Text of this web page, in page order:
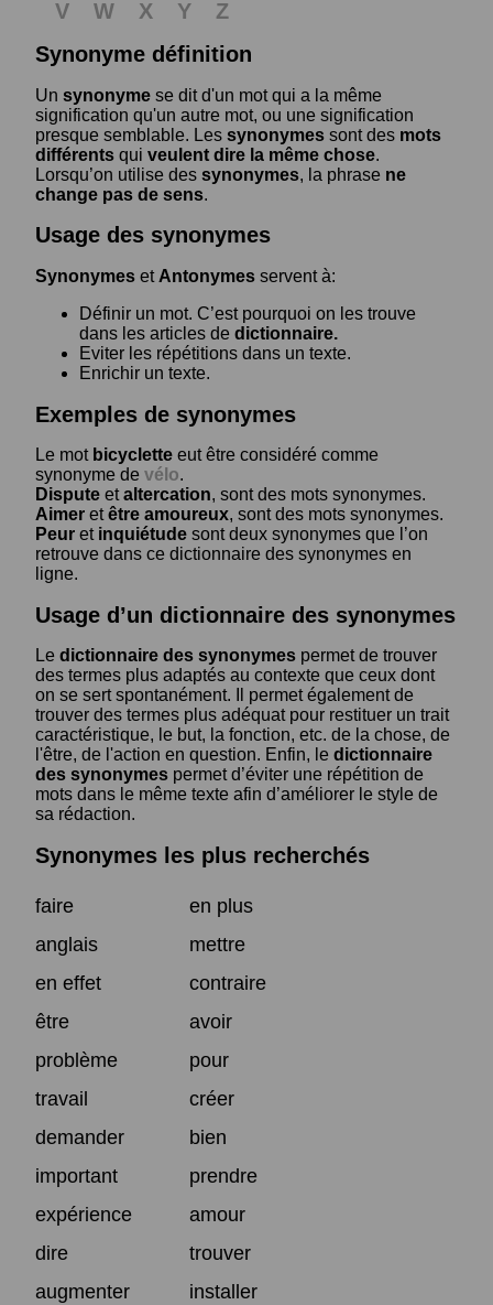
V W X Y
Z
Synonyme définition
Un synonyme se dit d'un mot qui a la même
signification qu'un autre mot, ou une signification
presque semblable. Les synonymes sont des mots
différents qui veulent dire la même chose.
Lorsqu’on utilise des synonymes, la phrase ne
change pas de sens.
Usage des synonymes
Synonymes et Antonymes servent à:
Définir un mot. C’est pourquoi on les trouve
dans les articles de dictionnaire.
Eviter les répétitions dans un texte.
Enrichir un texte.
Exemples de synonymes
Le mot bicyclette eut être considéré comme
synonyme de vélo.
Dispute etaltercation, sont des mots synonymes.
Aimer etêtre amoureux, sont des mots synonymes.
Peur et inquiétude sont deux synonymes que l’on
retrouve dans ce dictionnaire des synonymes en
ligne.
Usage d’un dictionnaire des synonymes
Le dictionnaire des synonymes permet de trouver
des termes plus adaptés au contexte que ceux dont
on se sert spontanément. Il permet également de
trouver des termes plus adéquat pour restituer un trait
caractéristique, le but, la fonction, etc. de la chose, de
l'être, de l'action en question. Enfin, le dictionnaire
des synonymes permet d’éviter une répétition de
mots dans le même texte afin d’améliorer le style de
sa rédaction.
Synonymes les plus recherchés
faire
en plus
anglais
mettre
en effet
contraire
être
avoir
problème
pour
travail
créer
demander
bien
important
prendre
expérience
amour
dire
trouver
augmenter
installer